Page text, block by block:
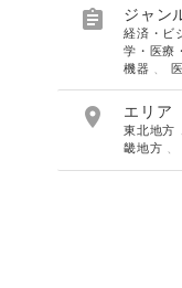
 ジャン
経済・ビ
学・医療
機器
 エリア
東北地方
畿地方